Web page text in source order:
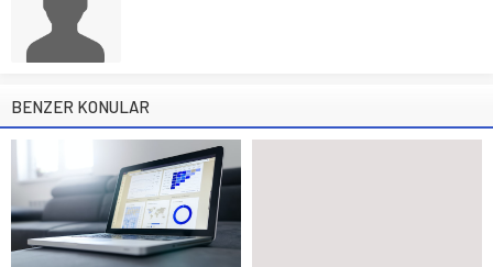
BENZER KONULAR